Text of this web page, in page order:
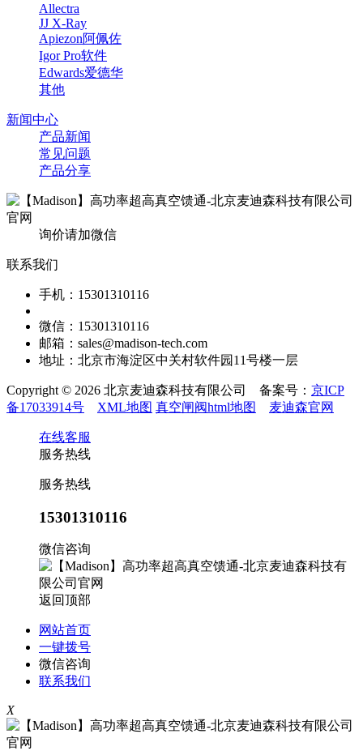
Allectra
JJ X-Ray
Apiezon阿佩佐
Igor Pro软件
Edwards爱德华
其他
新闻中心
产品新闻
常见问题
产品分享
询价请加微信
联系我们
手机：15301310116
微信：15301310116
邮箱：sales@madison-tech.com
地址：北京市海淀区中关村软件园11号楼一层
Copyright © 2026 北京麦迪森科技有限公司 备案号： 京ICP
备17033914号
XML地图 真空闸阀html地图 麦迪森官网
在线客服
服务热线
服务热线
15301310116
微信咨询
返回顶部
网站首页
一键拨号
微信咨询
联系我们
X